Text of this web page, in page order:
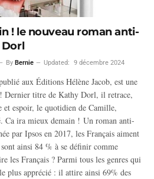
! le nouveau roman anti-
By Bernie Updated: 9 décembre 2024
aux Éditions Hélène Jacob, est une
Dernier titre de Kathy Dorl, il retrace,
et espoir, le quotidien de Camille,
Ca ira mieux demain ! Un roman anti-
par Ipsos en 2017, les Français aiment
ainsi 84 % à se définir comme
les Français ? Parmi tous les genres qui
plus apprécié : il attire ainsi 69% des